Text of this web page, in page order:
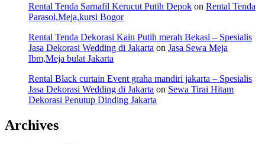
Rental Tenda Sarnafil Kerucut Putih Depok on Rental Tenda
Parasol,Meja,kursi Bogor
Rental Tenda Dekorasi Kain Putih merah Bekasi – Spesialis
Jasa Dekorasi Wedding di Jakarta on Jasa Sewa Meja
Ibm,Meja bulat Jakarta
Rental Black curtain Event graha mandiri jakarta – Spesialis
Jasa Dekorasi Wedding di Jakarta on Sewa Tirai Hitam
Dekorasi Penutup Dinding Jakarta
Archives